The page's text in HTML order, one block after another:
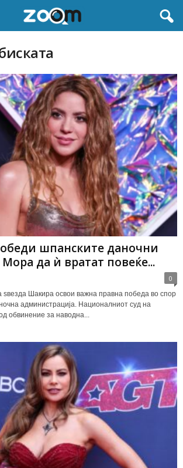
шпанските даночни
да ѝ вратат повеќе...
0
ѕвезда Шакира освои важна правна победа во спор
администрација. Националниот суд на
обвинение за наводна...